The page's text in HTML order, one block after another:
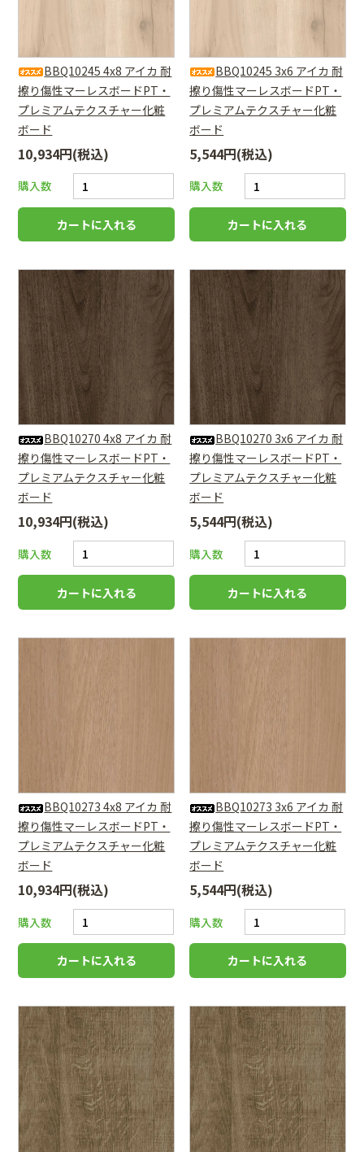
BBQ10245 4x8 アイカ 耐
擦り傷性マーレスボードPT・
プレミアムテクスチャー化粧
ボード
10,934円(税込)
購入数
BBQ10245 3x6 アイカ 耐
擦り傷性マーレスボードPT・
プレミアムテクスチャー化粧
ボード
5,544円(税込)
購入数
BBQ10270 4x8 アイカ 耐
擦り傷性マーレスボードPT・
プレミアムテクスチャー化粧
ボード
10,934円(税込)
購入数
BBQ10270 3x6 アイカ 耐
擦り傷性マーレスボードPT・
プレミアムテクスチャー化粧
ボード
5,544円(税込)
購入数
BBQ10273 4x8 アイカ 耐
擦り傷性マーレスボードPT・
プレミアムテクスチャー化粧
ボード
10,934円(税込)
購入数
BBQ10273 3x6 アイカ 耐
擦り傷性マーレスボードPT・
プレミアムテクスチャー化粧
ボード
5,544円(税込)
購入数